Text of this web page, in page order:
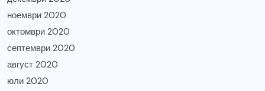
ноември 2020
октомври 2020
септември 2020
август 2020
юли 2020